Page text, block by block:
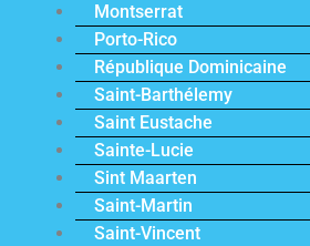
Montserrat
Porto-Rico
République Dominicaine
Saint-Barthélemy
Saint Eustache
Sainte-Lucie
Sint Maarten
Saint-Martin
Saint-Vincent